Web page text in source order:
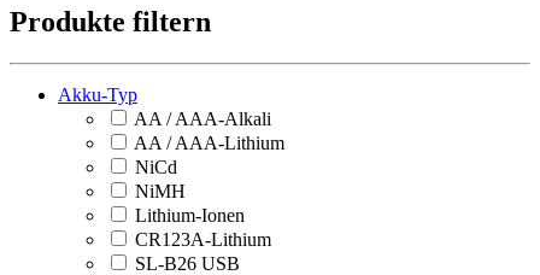
Produkte filtern
Akku-Typ
AA / AAA-Alkali
AA / AAA-Lithium
NiCd
NiMH
Lithium-Ionen
CR123A-Lithium
SL-B26 USB